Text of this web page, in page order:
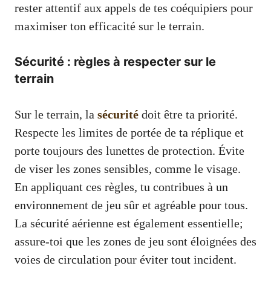
rester attentif aux appels de tes coéquipiers pour
maximiser ton efficacité sur le terrain.
Sécurité : règles à respecter sur le
terrain
Sur le terrain, la sécurité doit être ta priorité.
Respecte les limites de portée de ta réplique et
porte toujours des lunettes de protection. Évite
de viser les zones sensibles, comme le visage.
En appliquant ces règles, tu contribues à un
environnement de jeu sûr et agréable pour tous.
La sécurité aérienne est également essentielle;
assure-toi que les zones de jeu sont éloignées des
voies de circulation pour éviter tout incident.